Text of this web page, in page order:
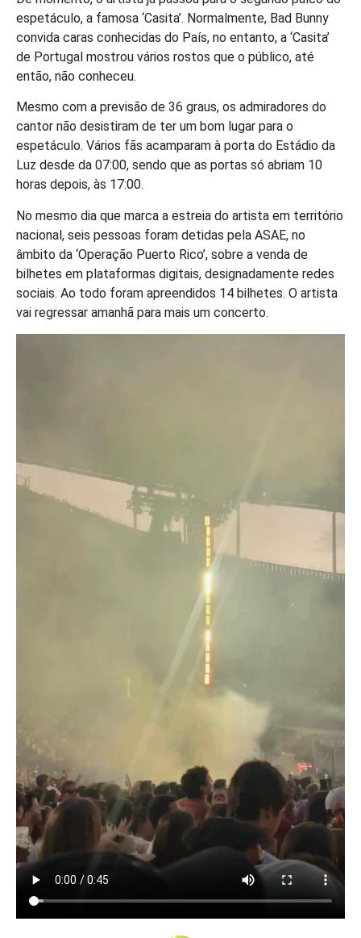
espetáculo, a famosa ‘Casita’. Normalmente, Bad Bunny
convida caras conhecidas do País, no entanto, a ‘Casita’
de Portugal mostrou vários rostos que o público, até
então, não conheceu.
Mesmo com a previsão de 36 graus, os admiradores do
cantor não desistiram de ter um bom lugar para o
espetáculo. Vários fãs acamparam à porta do Estádio da
Luz desde da 07:00, sendo que as portas só abriam 10
horas depois, às 17:00.
No mesmo dia que marca a estreia do artista em território
nacional, seis pessoas foram detidas pela ASAE, no
âmbito da ‘Operação Puerto Rico’, sobre a venda de
bilhetes em plataformas digitais, designadamente redes
sociais. Ao todo foram apreendidos 14 bilhetes. O artista
vai regressar amanhã para mais um concerto.